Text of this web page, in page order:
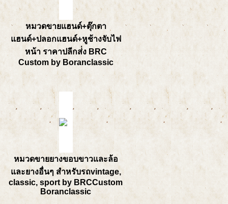
หมวดขายแฮนด์+ตุ๊กตา
แฮนด์+ปลอกแฮนด์+หูช้างจับไฟ
หน้า ราคาปลีกส่่ง BRC
Custom by Boranclassic
หมวดขายยางขอบขาวและล้อ
และยางอื่นๆ สำหรับรถvintage,
classic, sport by BRCCustom
Boranclassic